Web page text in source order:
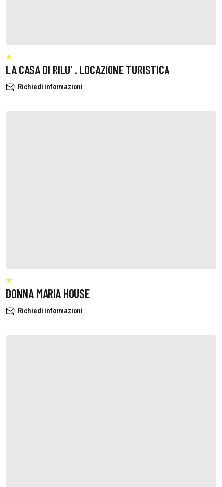
LA CASA DI RILU' . LOCAZIONE TURISTICA
Richiedi informazioni
DONNA MARIA HOUSE
Richiedi informazioni